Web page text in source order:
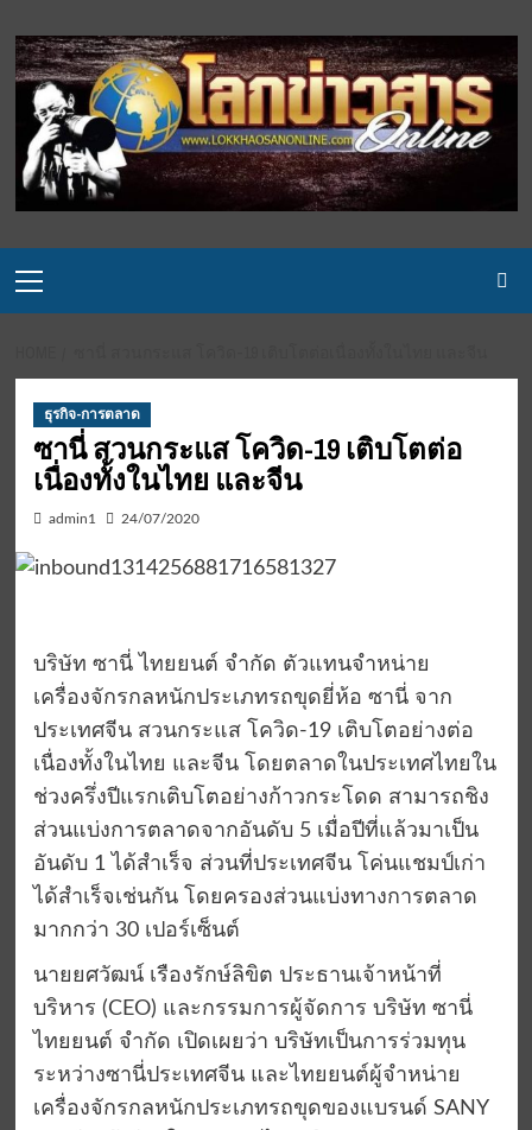
to
content
Menu
ธุรกิจ-การตลาด
ซานี่ สวนกระแส โควิด-19 เติบโตต่อ
เนื่องทั้งในไทย และจีน
admin1 24/07/2020
บริษัท ซานี่ ไทยยนต์ จำกัด ตัวแทนจำหน่าย
เครื่องจักรกลหนักประเภทรถขุดยี่ห้อ ซานี่ จาก
ประเทศจีน สวนกระแส โควิด-19 เติบโตอย่างต่อ
เนื่องทั้งในไทย และจีน โดยตลาดในประเทศไทยใน
ช่วงครึ่งปีแรกเติบโตอย่างก้าวกระโดด สามารถชิง
ส่วนแบ่งการตลาดจากอันดับ 5 เมื่อปีที่แล้วมาเป็น
อันดับ 1 ได้สำเร็จ ส่วนที่ประเทศจีน โค่นแชมป์เก่า
ได้สำเร็จเช่นกัน โดยครองส่วนแบ่งทางการตลาด
มากกว่า 30 เปอร์เซ็นต์
นายยศวัฒน์ เรืองรักษ์ลิขิต ประธานเจ้าหน้าที่
บริหาร (CEO) และกรรมการผู้จัดการ บริษัท ซานี่
ไทยยนต์ จำกัด เปิดเผยว่า บริษัทเป็นการร่วมทุน
ระหว่างซานี่ประเทศจีน และไทยยนต์ผู้จำหน่าย
เครื่องจักรกลหนักประเภทรถขุดของแบรนด์ SANY